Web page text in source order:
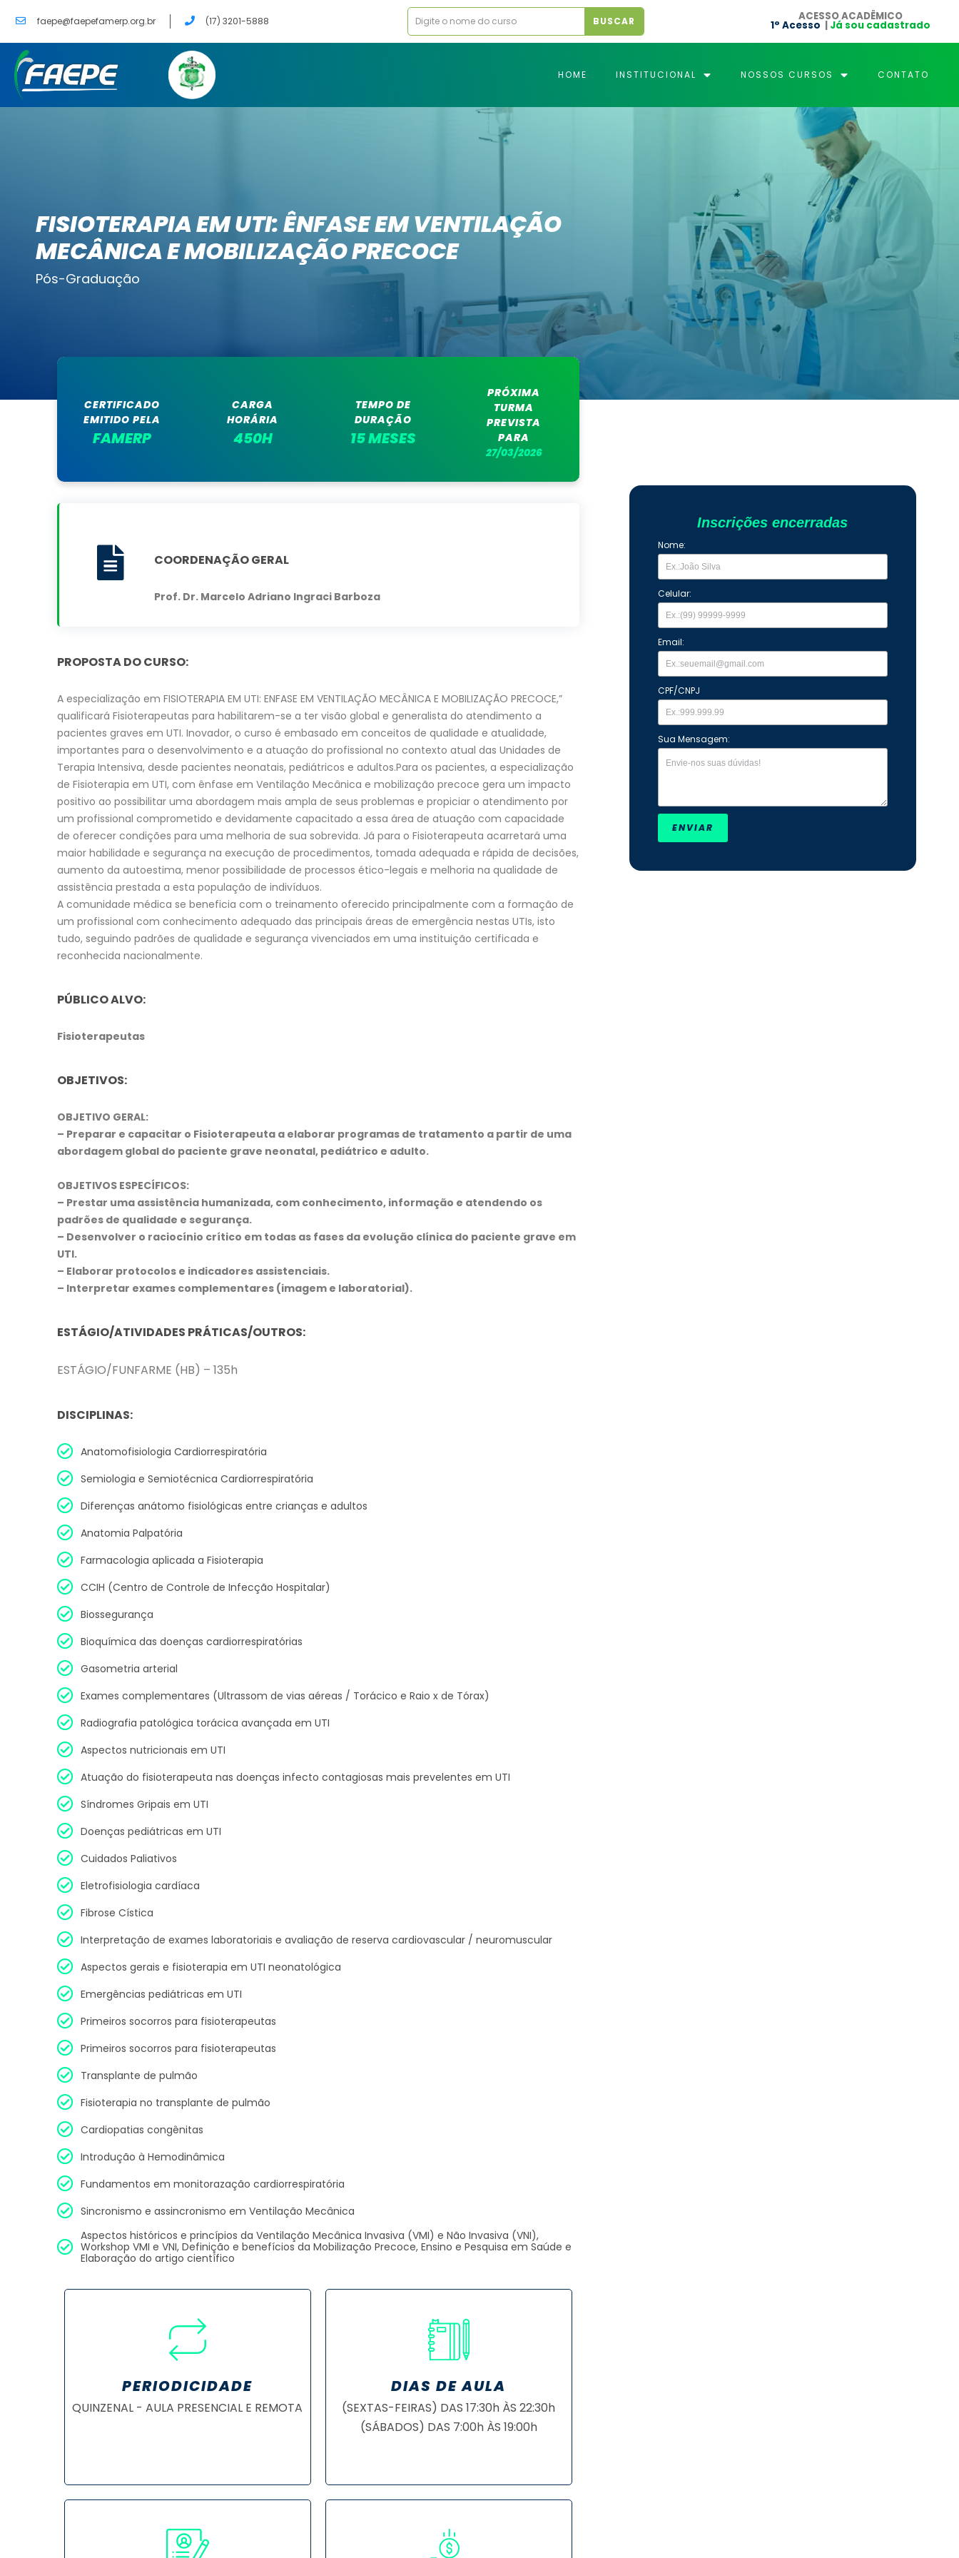
faepe@faepefamerp.org.br (17) 3201-5888 BUSCAR ACESSO ACADÊMICO
1° Acesso | Já sou cadastrado
HOME INSTITUCIONAL NOSSOS CURSOS CONTATO
FISIOTERAPIA EM UTI: ÊNFASE EM VENTILAÇÃO
MECÂNICA E MOBILIZAÇÃO PRECOCE
Pós-Graduação
CERTIFICADO
EMITIDO PELA
FAMERP
CARGA
HORÁRIA
450H
TEMPO DE
DURAÇÃO
15 MESES
PRÓXIMA
TURMA
PREVISTA
PARA
27/03/2026
COORDENAÇÃO GERAL
Prof. Dr. Marcelo Adriano Ingraci Barboza
PROPOSTA DO CURSO:
A especialização em FISIOTERAPIA EM UTI: ENFASE EM VENTILAÇÃO MECÂNICA E MOBILIZAÇÃO PRECOCE,”
qualificará Fisioterapeutas para habilitarem-se a ter visão global e generalista do atendimento a
pacientes graves em UTI. Inovador, o curso é embasado em conceitos de qualidade e atualidade,
importantes para o desenvolvimento e a atuação do profissional no contexto atual das Unidades de
Terapia Intensiva, desde pacientes neonatais, pediátricos e adultos.Para os pacientes, a especialização
de Fisioterapia em UTI, com ênfase em Ventilação Mecânica e mobilização precoce gera um impacto
positivo ao possibilitar uma abordagem mais ampla de seus problemas e propiciar o atendimento por
um profissional comprometido e devidamente capacitado a essa área de atuação com capacidade
de oferecer condições para uma melhoria de sua sobrevida. Já para o Fisioterapeuta acarretará uma
maior habilidade e segurança na execução de procedimentos, tomada adequada e rápida de decisões,
aumento da autoestima, menor possibilidade de processos ético-legais e melhoria na qualidade de
assistência prestada a esta população de indivíduos.
A comunidade médica se beneficia com o treinamento oferecido principalmente com a formação de
um profissional com conhecimento adequado das principais áreas de emergência nestas UTIs, isto
tudo, seguindo padrões de qualidade e segurança vivenciados em uma instituição certificada e
reconhecida nacionalmente.
PÚBLICO ALVO:
Fisioterapeutas
OBJETIVOS:
OBJETIVO GERAL:
– Preparar e capacitar o Fisioterapeuta a elaborar programas de tratamento a partir de uma
abordagem global do paciente grave neonatal, pediátrico e adulto.
OBJETIVOS ESPECÍFICOS:
– Prestar uma assistência humanizada, com conhecimento, informação e atendendo os
padrões de qualidade e segurança.
– Desenvolver o raciocínio crítico em todas as fases da evolução clínica do paciente grave em
UTI.
– Elaborar protocolos e indicadores assistenciais.
– Interpretar exames complementares (imagem e laboratorial).
ESTÁGIO/ATIVIDADES PRÁTICAS/OUTROS:
ESTÁGIO/FUNFARME (HB) – 135h
DISCIPLINAS:
Anatomofisiologia Cardiorrespiratória
Semiologia e Semiotécnica Cardiorrespiratória
Diferenças anátomo fisiológicas entre crianças e adultos
Anatomia Palpatória
Farmacologia aplicada a Fisioterapia
CCIH (Centro de Controle de Infecção Hospitalar)
Biossegurança
Bioquímica das doenças cardiorrespiratórias
Gasometria arterial
Exames complementares (Ultrassom de vias aéreas / Torácico e Raio x de Tórax)
Radiografia patológica torácica avançada em UTI
Aspectos nutricionais em UTI
Atuação do fisioterapeuta nas doenças infecto contagiosas mais prevelentes em UTI
Síndromes Gripais em UTI
Doenças pediátricas em UTI
Cuidados Paliativos
Eletrofisiologia cardíaca
Fibrose Cística
Interpretação de exames laboratoriais e avaliação de reserva cardiovascular / neuromuscular
Aspectos gerais e fisioterapia em UTI neonatológica
Emergências pediátricas em UTI
Primeiros socorros para fisioterapeutas
Primeiros socorros para fisioterapeutas
Transplante de pulmão
Fisioterapia no transplante de pulmão
Cardiopatias congênitas
Introdução à Hemodinâmica
Fundamentos em monitorazação cardiorrespiratória
Sincronismo e assincronismo em Ventilação Mecânica
Aspectos históricos e princípios da Ventilação Mecânica Invasiva (VMI) e Não Invasiva (VNI),
Workshop VMI e VNI, Definição e benefícios da Mobilização Precoce, Ensino e Pesquisa em Saúde e
Elaboração do artigo científico
PERIODICIDADE
QUINZENAL - AULA PRESENCIAL E REMOTA
DIAS DE AULA
(SEXTAS-FEIRAS) DAS 17:30h ÀS 22:30h
(SÁBADOS) DAS 7:00h ÀS 19:00h
Inscrições encerradas
Nome:
Celular:
Email:
CPF/CNPJ
Sua Mensagem:
ENVIAR